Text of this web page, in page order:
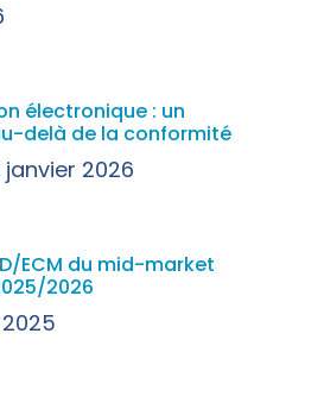
électronique : un
delà de la conformité
janvier 2026
ECM du mid-market
2026